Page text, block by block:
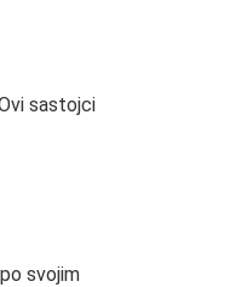
sastojci
svojim